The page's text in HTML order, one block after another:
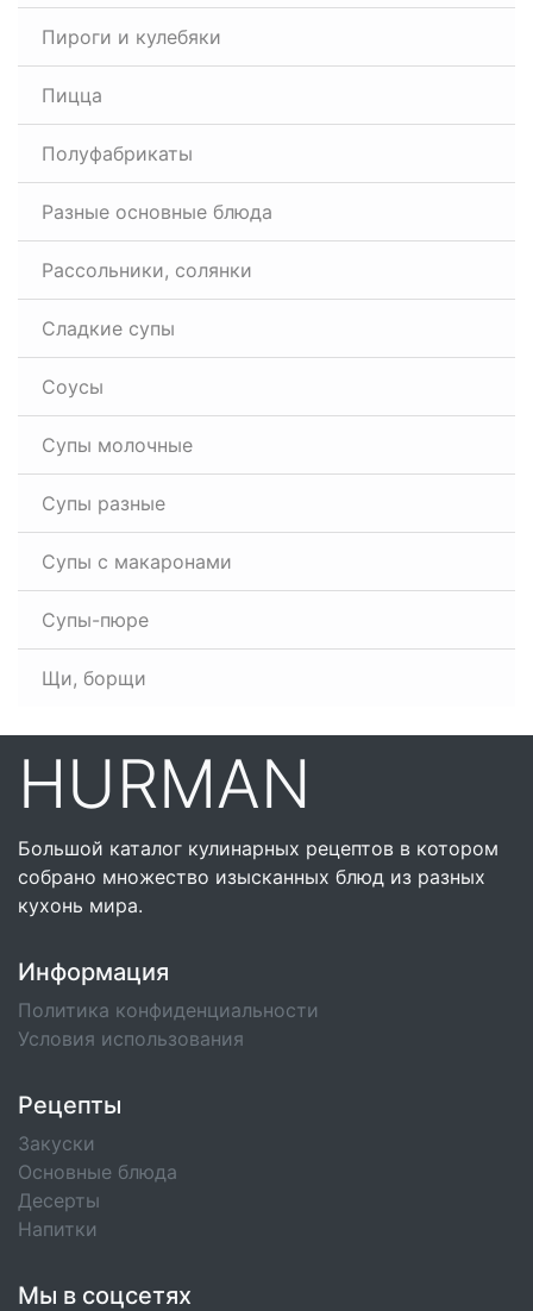
Пироги и кулебяки
Пицца
Полуфабрикаты
Разные основные блюда
Рассольники, солянки
Сладкие супы
Соусы
Супы молочные
Супы разные
Супы с макаронами
Супы-пюре
Щи, борщи
HURMAN
Большой каталог кулинарных рецептов в котором
собрано множество изысканных блюд из разных
кухонь мира.
Информация
Политика конфиденциальности
Условия использования
Рецепты
Закуски
Основные блюда
Десерты
Напитки
Мы в соцсетях